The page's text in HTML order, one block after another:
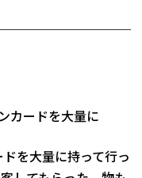
カードを大量に持っ
を大量に持って行っ